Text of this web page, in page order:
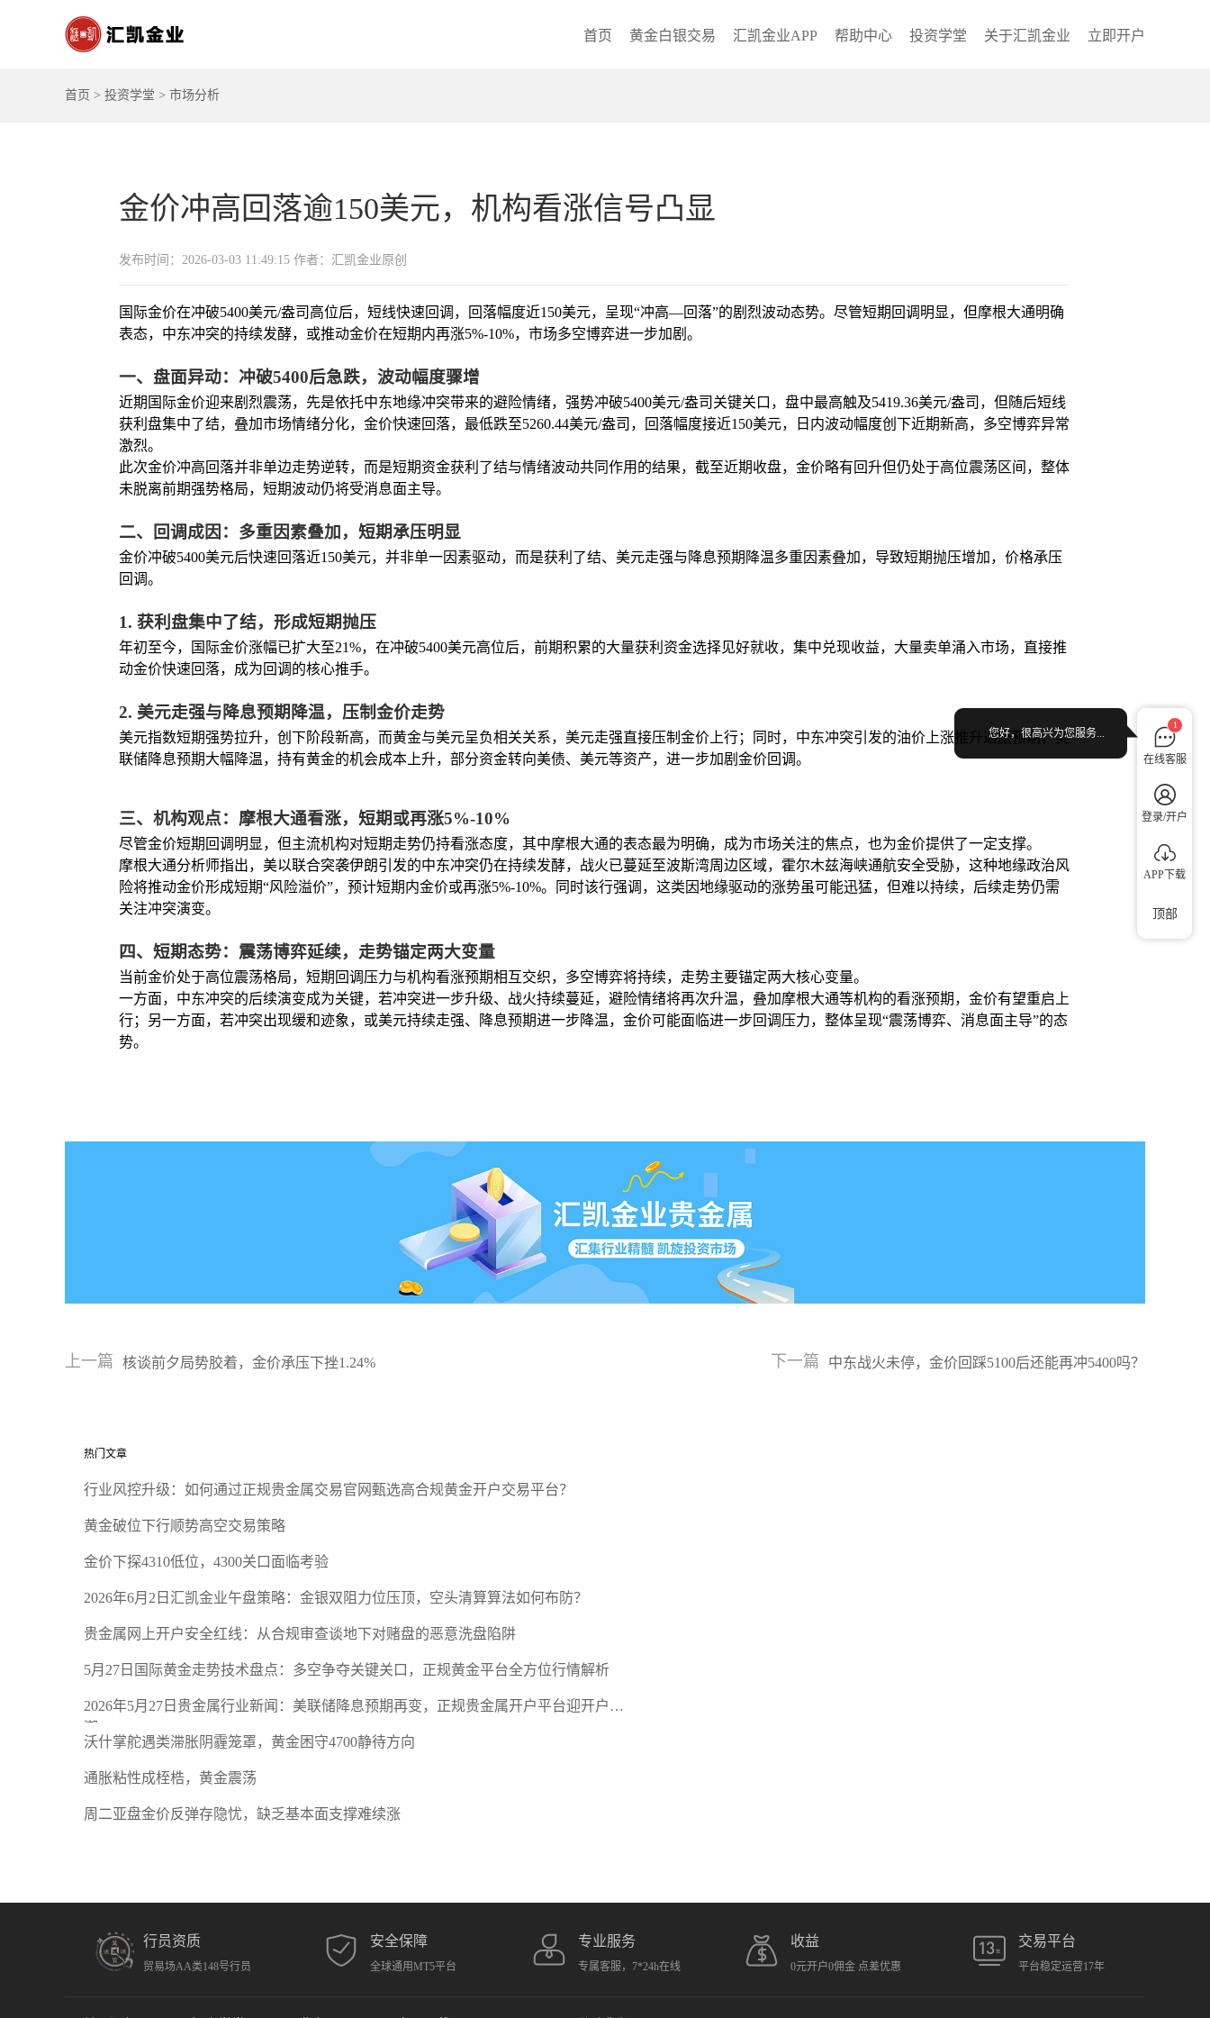
首页 黄金白银交易 汇凯金业APP 帮助中心 投资学堂 关于汇凯金业 立即开户
首页 > 投资学堂 > 市场分析
金价冲高回落逾150美元，机构看涨信号凸显
发布时间：2026-03-03 11:49:15 作者：汇凯金业原创
国际金价在冲破5400美元/盎司高位后，短线快速回调，回落幅度近150美元，呈现“冲高—回落”的剧烈波动态势。尽管短期回调明显，但摩根大通明确
表态，中东冲突的持续发酵，或推动金价在短期内再涨5%-10%，市场多空博弈进一步加剧。
一、盘面异动：冲破5400后急跌，波动幅度骤增
近期国际金价迎来剧烈震荡，先是依托中东地缘冲突带来的避险情绪，强势冲破5400美元/盎司关键关口，盘中最高触及5419.36美元/盎司，但随后短线
获利盘集中了结，叠加市场情绪分化，金价快速回落，最低跌至5260.44美元/盎司，回落幅度接近150美元，日内波动幅度创下近期新高，多空博弈异常
激烈。
此次金价冲高回落并非单边走势逆转，而是短期资金获利了结与情绪波动共同作用的结果，截至近期收盘，金价略有回升但仍处于高位震荡区间，整体
未脱离前期强势格局，短期波动仍将受消息面主导。
二、回调成因：多重因素叠加，短期承压明显
金价冲破5400美元后快速回落近150美元，并非单一因素驱动，而是获利了结、美元走强与降息预期降温多重因素叠加，导致短期抛压增加，价格承压
回调。
1. 获利盘集中了结，形成短期抛压
年初至今，国际金价涨幅已扩大至21%，在冲破5400美元高位后，前期积累的大量获利资金选择见好就收，集中兑现收益，大量卖单涌入市场，直接推
动金价快速回落，成为回调的核心推手。
2. 美元走强与降息预期降温，压制金价走势
美元指数短期强势拉升，创下阶段新高，而黄金与美元呈负相关关系，美元走强直接压制金价上行；同时，中东冲突引发的油价上涨推升通胀预期，美
联储降息预期大幅降温，持有黄金的机会成本上升，部分资金转向美债、美元等资产，进一步加剧金价回调。
三、机构观点：摩根大通看涨，短期或再涨5%-10%
尽管金价短期回调明显，但主流机构对短期走势仍持看涨态度，其中摩根大通的表态最为明确，成为市场关注的焦点，也为金价提供了一定支撑。
摩根大通分析师指出，美以联合突袭伊朗引发的中东冲突仍在持续发酵，战火已蔓延至波斯湾周边区域，霍尔木兹海峡通航安全受胁，这种地缘政治风
险将推动金价形成短期“风险溢价”，预计短期内金价或再涨5%-10%。同时该行强调，这类因地缘驱动的涨势虽可能迅猛，但难以持续，后续走势仍需
关注冲突演变。
四、短期态势：震荡博弈延续，走势锚定两大变量
当前金价处于高位震荡格局，短期回调压力与机构看涨预期相互交织，多空博弈将持续，走势主要锚定两大核心变量。
一方面，中东冲突的后续演变成为关键，若冲突进一步升级、战火持续蔓延，避险情绪将再次升温，叠加摩根大通等机构的看涨预期，金价有望重启上
行；另一方面，若冲突出现缓和迹象，或美元持续走强、降息预期进一步降温，金价可能面临进一步回调压力，整体呈现“震荡博弈、消息面主导”的态
势。
上一篇 核谈前夕局势胶着，金价承压下挫1.24% 下一篇 中东战火未停，金价回踩5100后还能再冲5400吗？
热门文章
行业风控升级：如何通过正规贵金属交易官网甄选高合规黄金开户交易平台？
黄金破位下行顺势高空交易策略
金价下探4310低位，4300关口面临考验
2026年6月2日汇凯金业午盘策略：金银双阻力位压顶，空头清算算法如何布防？
贵金属网上开户安全红线：从合规审查谈地下对赌盘的恶意洗盘陷阱
5月27日国际黄金走势技术盘点：多空争夺关键关口，正规黄金平台全方位行情解析
2026年5月27日贵金属行业新闻：美联储降息预期再变，正规贵金属开户平台迎开户热
潮
沃什掌舵遇类滞胀阴霾笼罩，黄金困守4700静待方向
通胀粘性成桎梏，黄金震荡
周二亚盘金价反弹存隐忧，缺乏基本面支撑难续涨
行员资质
贸易场AA类148号行员
安全保障
全球通用MT5平台
专业服务
专属客服，7*24h在线
收益
0元开户0佣金 点差优惠
交易平台
平台稳定运营17年
1
在线客服
登录/开户
APP下载
您好，很高兴为您服务...
顶部